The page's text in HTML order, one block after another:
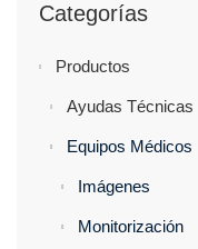
Categorías
Productos
Ayudas Técnicas
Equipos Médicos
Imágenes
Monitorización